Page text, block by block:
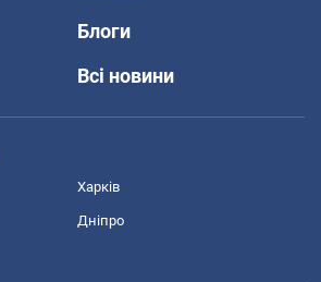
Блоги
Всі новини
Харків
Дніпро